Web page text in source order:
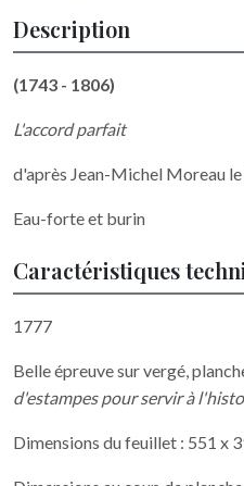
Description
(1743 - 1806)
L'accord parfait
d'après Jean-Michel Moreau
Eau-forte et burin
Caractéristiques
1777
Belle épreuve sur vergé,
d'estampes pour servir à
Dimensions du feuillet : 551 x